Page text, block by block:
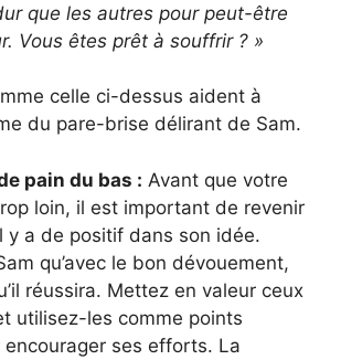
que les autres pour peut-être
Vous êtes prêt à souffrir ? »
celle ci-dessus aident à
du pare-brise délirant de Sam.
pain du bas : Avant que votre
loin, il est important de revenir
y a de positif dans son idée.
qu’avec le bon dévouement,
réussira. Mettez en valeur ceux
utilisez-les comme points
encourager ses efforts. La